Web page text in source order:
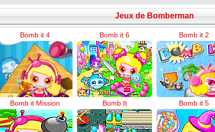
Jeux de Bomberman
Bomb it 4 Bomb it 6 Bomb it 2
Bomb it Mission Bomb It Bomb it 5